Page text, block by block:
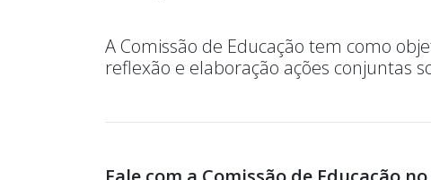
A Comissão de Educação tem como
reflexão e elaboração ações conjuntas